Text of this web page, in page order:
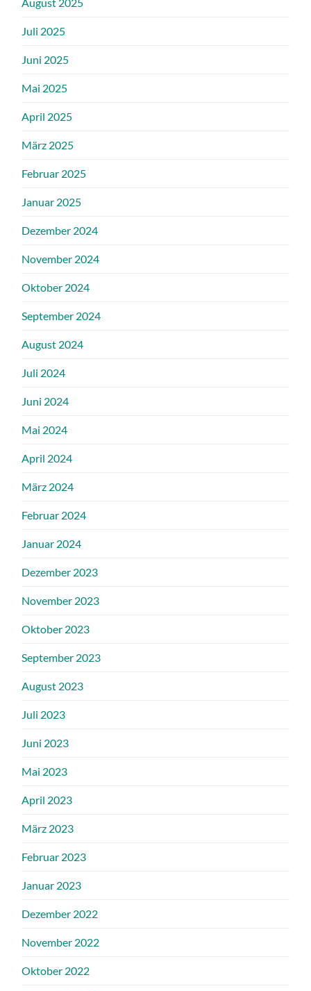
Juli 2025
Juni 2025
Mai 2025
April 2025
März 2025
Februar 2025
Januar 2025
Dezember 2024
November 2024
Oktober 2024
September 2024
August 2024
Juli 2024
Juni 2024
Mai 2024
April 2024
März 2024
Februar 2024
Januar 2024
Dezember 2023
November 2023
Oktober 2023
September 2023
August 2023
Juli 2023
Juni 2023
Mai 2023
April 2023
März 2023
Februar 2023
Januar 2023
Dezember 2022
November 2022
Oktober 2022